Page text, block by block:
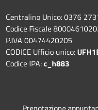
Centralino Unico: 0376
Codice Fiscale
P.IVA 00474420205
CODICE Ufficio unico:
Codice IPA:c_h883